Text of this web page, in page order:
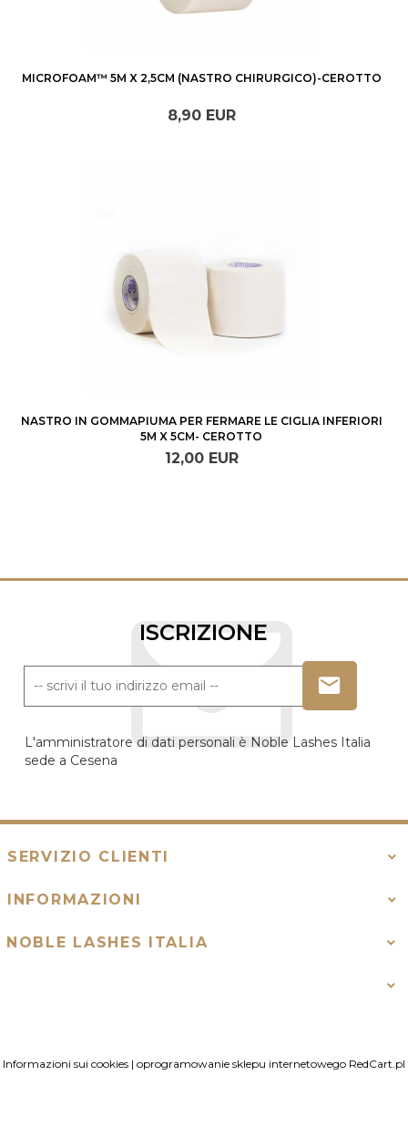
MICROFOAM™ 5M X 2,5CM (NASTRO CHIRURGICO)-CEROTTO
8,90 EUR
NASTRO IN GOMMAPIUMA PER FERMARE LE CIGLIA INFERIORI
5M X 5CM- CEROTTO
12,00 EUR
ISCRIZIONE
L'amministratore di dati personali è Noble Lashes Italia
sede a Cesena
SERVIZIO CLIENTI
INFORMAZIONI
NOBLE LASHES ITALIA
Informazioni sui cookies | oprogramowanie sklepu internetowego RedCart.pl